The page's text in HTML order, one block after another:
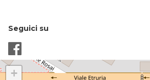
Seguici su
+